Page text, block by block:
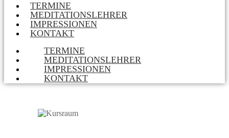
TERMINE
MEDITATIONSLEHRER
IMPRESSIONEN
KONTAKT
TERMINE
MEDITATIONSLEHRER
IMPRESSIONEN
KONTAKT